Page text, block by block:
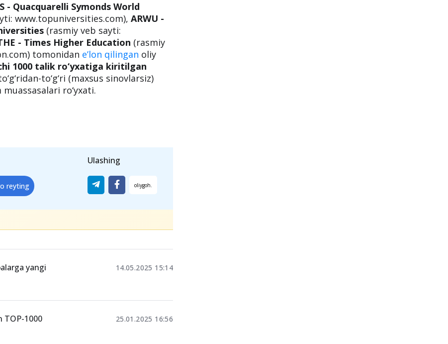
- Quacquarelli Symonds World
www.topuniversities.com),ARWU -
(rasmiy veb sayti:
- Times Higher Education (rasmiy
tomonidan e’lon qilingan oliy
1000 talik ro‘yxatiga kiritilgan
to‘g‘ri (maxsus sinovlarsiz)
ro‘yxati.
reyting
Ulashing
yangi
14.05.2025 15:14
TOP-1000
25.01.2025 16:56